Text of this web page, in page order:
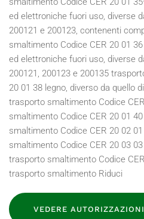
VEDERE AUTORIZZAZIONI